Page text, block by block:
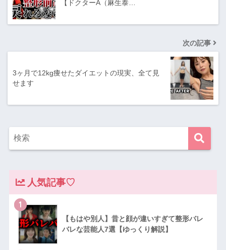
【ドクターA（麻生泰…
次の記事
3ヶ月で12kg痩せたダイエットの現実、全て見
せます
人気記事♡
1
【もはや別人】昔と顔が違いすぎて整形バレ
バレな芸能人7選【ゆっくり解説】